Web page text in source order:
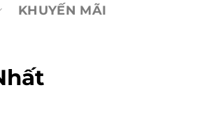
KHUYẾN MÃI